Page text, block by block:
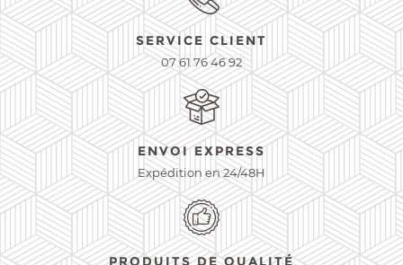
SERVICE CLIENT
07 61 76 46 92
ENVOI EXPRESS
Expédition en 24/48H
PRODUITS DE QUALITÉ